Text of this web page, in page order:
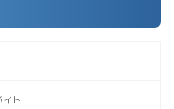
イト